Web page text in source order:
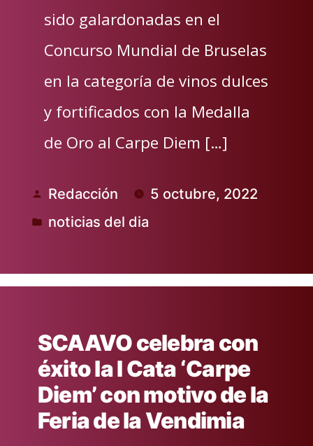
sido galardonadas en el
Concurso Mundial de Bruselas
en la categoría de vinos dulces
y fortificados con la Medalla
de Oro al Carpe Diem […]
Publicado
por
Redacción 5 octubre, 2022
Publicado
noticias del dia
SCAAVO celebra con
éxito la I Cata ‘Carpe
Diem’ con motivo de la
Feria de la Vendimia